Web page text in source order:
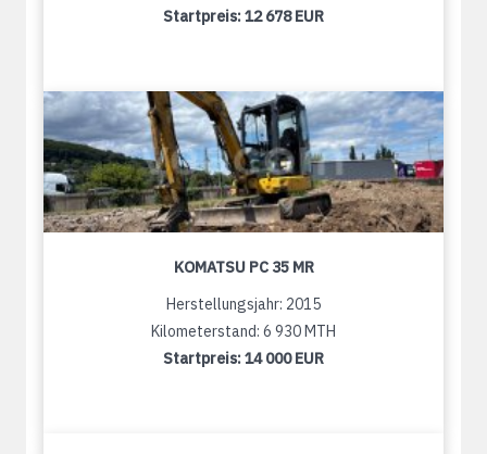
Startpreis:12 678 EUR
KOMATSU PC 35 MR
Herstellungsjahr: 2015
Kilometerstand: 6 930 MTH
Startpreis:14 000 EUR